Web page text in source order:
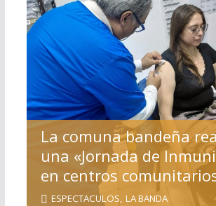
La comuna bandeña
una «Jornada de
en centros
ESPECTACULOS, LA BANDA